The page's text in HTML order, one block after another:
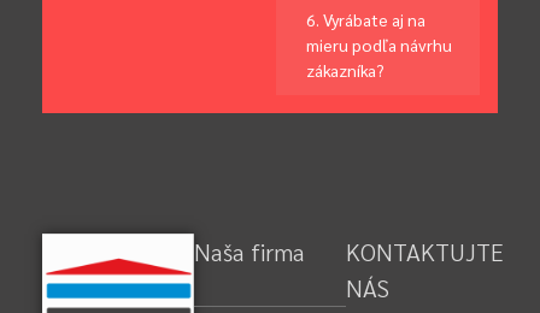
6. Vyrábate aj na
mieru podľa návrhu
zákazníka?
Naša firma
KONTAKTUJTE
NÁS